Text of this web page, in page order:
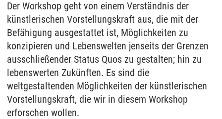
Der Workshop geht von einem Verständnis der
künstlerischen Vorstellungskraft aus, die mit der
Befähigung ausgestattet ist, Möglichkeiten zu
konzipieren und Lebenswelten jenseits der Grenzen
ausschließender Status Quos zu gestalten; hin zu
lebenswerten Zukünften. Es sind die
weltgestaltenden Möglichkeiten der künstlerischen
Vorstellungskraft, die wir in diesem Workshop
erforschen wollen.